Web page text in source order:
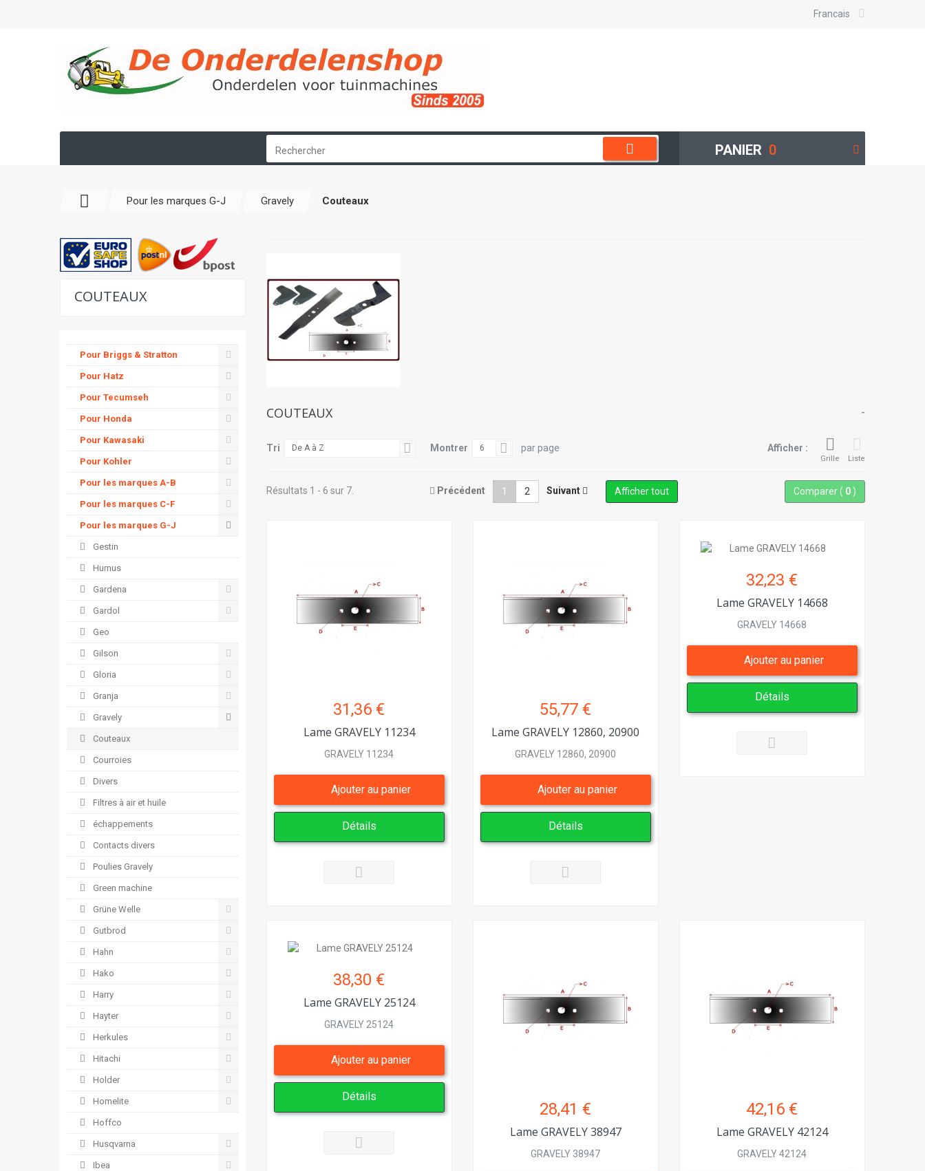
Francais
PANIER 0
Pour les marques G-J Gravely Couteaux
COUTEAUX -
Afficher :
Grille Liste
Tri De A à Z Montrer 6 par page
Comparer ( 0 )
Afficher tout
Précédent 1 2 Suivant
Résultats 1 - 6 sur 7.
31,36 €
Lame GRAVELY 11234
GRAVELY 11234
Ajouter au panier
Détails
55,77 €
Lame GRAVELY 12860, 20900
GRAVELY 12860, 20900
Ajouter au panier
Détails
32,23 €
Lame GRAVELY 14668
GRAVELY 14668
Ajouter au panier
Détails
38,30 €
Lame GRAVELY 25124
GRAVELY 25124
Ajouter au panier
Détails
28,41 €
Lame GRAVELY 38947
GRAVELY 38947
42,16 €
Lame GRAVELY 42124
GRAVELY 42124
COUTEAUX
Pour Briggs & Stratton
Pour Hatz
Pour Tecumseh
Pour Honda
Pour Kawasaki
Pour Kohler
Pour les marques A-B
Pour les marques C-F
Pour les marques G-J
Gestin
Humus
Gardena
Gardol
Geo
Gilson
Gloria
Granja
Gravely
Couteaux
Courroies
Divers
Filtres à air et huile
échappements
Contacts divers
Poulies Gravely
Green machine
Grüne Welle
Gutbrod
Hahn
Hako
Harry
Hayter
Herkules
Hitachi
Holder
Homelite
Hoffco
Husqvarna
Ibea